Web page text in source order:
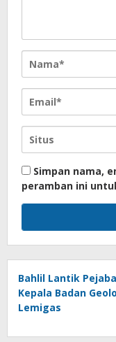
Simpan nama,
peramban ini
Bahlil Lantik
Kepala Badan
Lemigas